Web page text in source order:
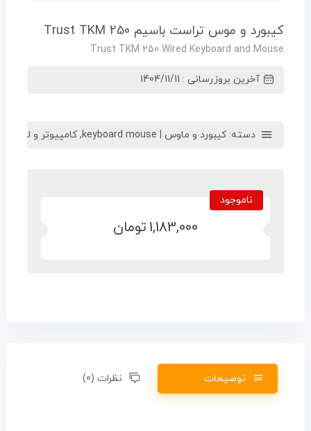
کیبورد و موس تراست باسیم Trust TKM 250
Trust TKM 250 Wired Keyboard and Mouse
آخرین بروزرسانی : 1404/11/11
دسته:کیبورد و ماوس | keyboard mouse ,کامپیوتر و لوازم
ناموجود
1,183,000 تومان
توضیحات نظرات (0)